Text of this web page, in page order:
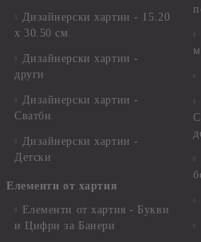
Дизайнерски хартии - 15.20
x 30.50 см.
Дизайнерски хартии -
други
Дизайнерски хартии -
Сватби
Дизайнерски хартии -
Детски
Елементи от хартия
Елементи от хартия - Букви
и Цифри за Банери